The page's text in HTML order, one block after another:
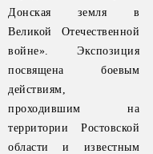
Донская земля в
Великой Отечественной
войне». Экспозиция
посвящена боевым
действиям,
проходившим на
территории Ростовской
области и известным